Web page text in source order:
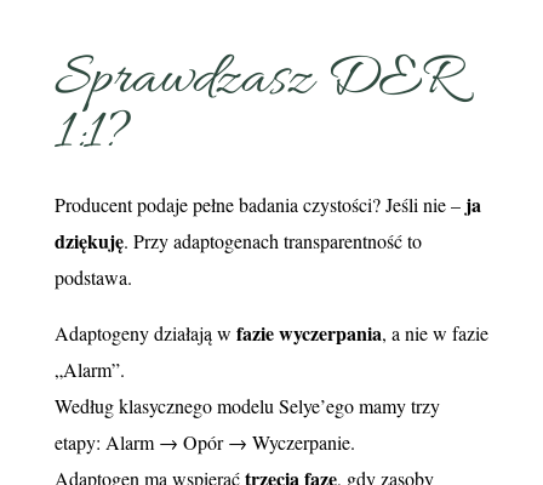
Sprawdzasz DER
1:1?
Producent podaje pełne badania czystości? Jeśli nie – ja
dziękuję. Przy adaptogenach transparentność to
podstawa.
Adaptogeny działają w fazie wyczerpania, a nie w fazie
„Alarm”.
Według klasycznego modelu Selye’ego mamy trzy
etapy: Alarm → Opór → Wyczerpanie.
Adaptogen ma wspieraćtrzecią fazę, gdy zasoby